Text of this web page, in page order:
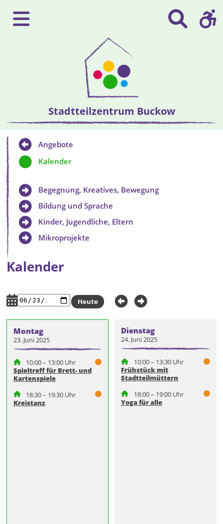
Stadtteilzentrum Buckow
Kalender
Montag
23. Juni 2025
10:00 – 13:00 Uhr
Spieltreff für Brett- und
Kartenspiele
18:30 – 19:30 Uhr
Kreistanz
Dienstag
24. Juni 2025
10:00 – 13:30 Uhr
Frühstück mit
Stadtteilmüttern
18:00 – 19:00 Uhr
Yoga für alle
Heute
Angebote
Kalender
Begegnung, Kreatives, Bewegung
Bildung und Sprache
Kinder, Jugendliche, Eltern
Mikroprojekte